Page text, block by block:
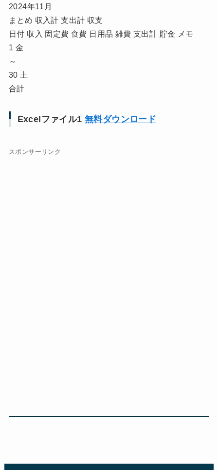
2024年11月
まとめ 収入計 支出計 収支
日付 収入 固定費 食費 日用品 雑費 支出計 貯金 メモ
1 金
～
30 土
合計
Excelファイル1 無料ダウンロード
スポンサーリンク